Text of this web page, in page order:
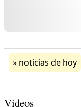
noticias de hoy
Videos